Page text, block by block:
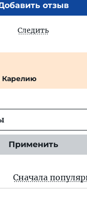
отзыв
Следить
Карелию
Применить
Сначала